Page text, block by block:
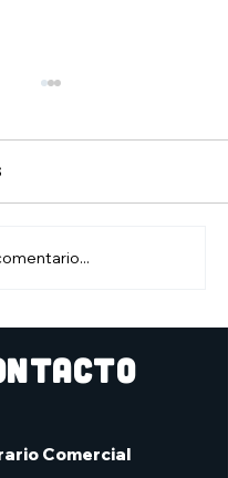
del padre
Comercial